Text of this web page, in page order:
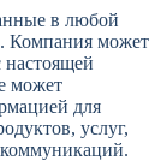
в любой
Компания может
настоящей
может
для
услуг,